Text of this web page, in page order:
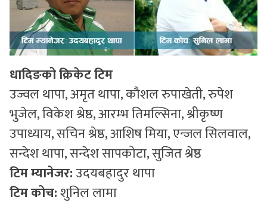
धादिङको क्रिकेट टिम
उज्वल थापा, अमृत थापा, कौशल रुपाखेती, रुपेश
भुजेल, विकेश श्रेष्ठ, आरम्भ तिमल्सिना, श्रीकृष्ण
उपाध्याय, सचिन श्रेष्ठ, आशिष मिया, एन्जल सिलवाल,
सन्देश थापा, सन्देश सापकोटा, सुजित श्रेष्ठ
टिम म्यानेजर:उदयबहादुर थापा
टिम कोच:शुनिल लामा